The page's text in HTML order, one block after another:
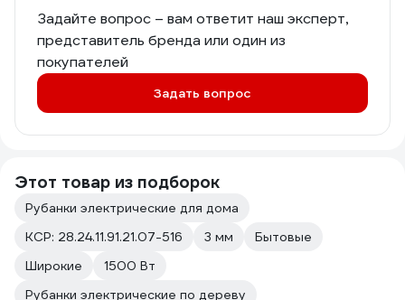
Задайте вопрос – вам ответит наш эксперт,
представитель бренда или один из
покупателей
Задать вопрос
Этот товар из подборок
Рубанки электрические для дома
КСР: 28.24.11.91.21.07-516
3 мм
Бытовые
Широкие
1500 Вт
Рубанки электрические по дереву